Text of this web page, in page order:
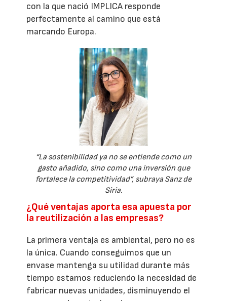
con la que nació IMPLICA responde
perfectamente al camino que está
marcando Europa.
“La sostenibilidad ya no se entiende como un
gasto añadido, sino como una inversión que
fortalece la competitividad”, subraya Sanz de
Siria.
¿Qué ventajas aporta esa apuesta por
la reutilización a las empresas?
La primera ventaja es ambiental, pero no es
la única. Cuando conseguimos que un
envase mantenga su utilidad durante más
tiempo estamos reduciendo la necesidad de
fabricar nuevas unidades, disminuyendo el